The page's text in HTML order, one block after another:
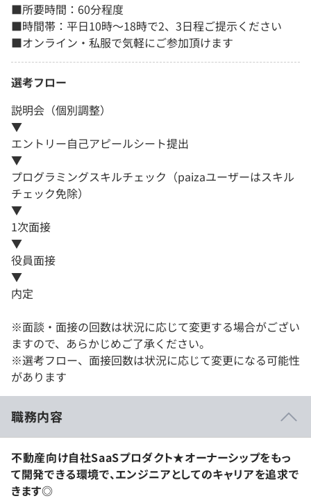
■所要時間：60分程度
■時間帯：平日10時～18時で2、3日程ご提示ください
■オンライン・私服で気軽にご参加頂けます
選考フロー
説明会（個別調整）
▼
エントリー自己アピールシート提出
▼
プログラミングスキルチェック（paizaユーザーはスキル
チェック免除）
▼
1次面接
▼
役員面接
▼
内定
※面談・面接の回数は状況に応じて変更する場合がござい
ますので、あらかじめご了承ください。
※選考フロー、面接回数は状況に応じて変更になる可能性
があります
職務内容
不動産向け自社SaaSプロダクト★オーナーシップをもっ
て開発できる環境で、エンジニアとしてのキャリアを追求で
きます◎